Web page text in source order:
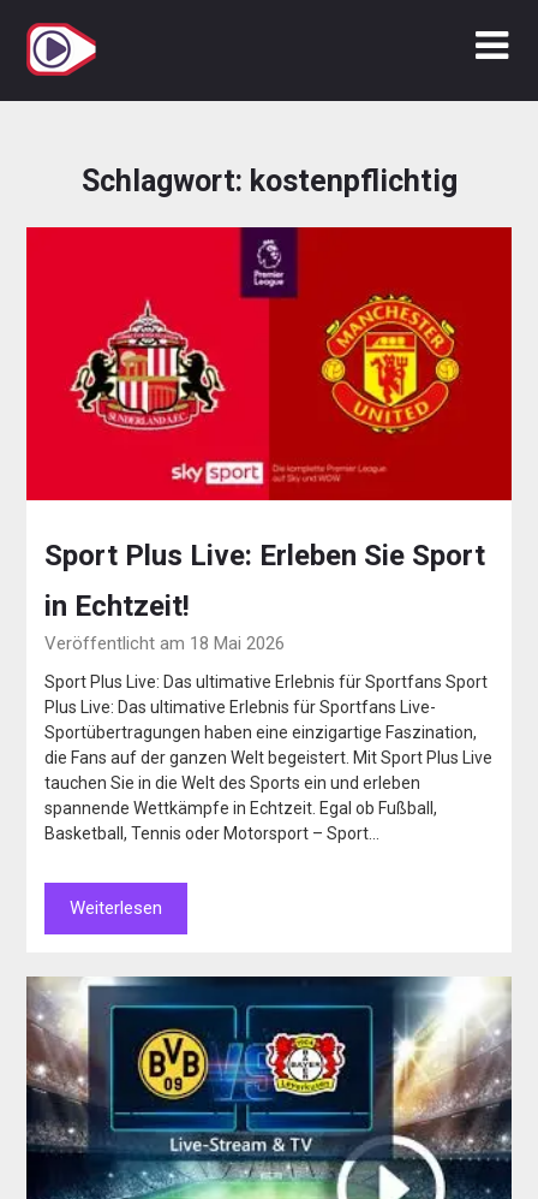
Inhalt
springen
Schlagwort: kostenpflichtig
Sport Plus Live: Erleben Sie Sport
in Echtzeit!
Veröffentlicht am 18 Mai 2026
Sport Plus Live: Das ultimative Erlebnis für Sportfans Sport
Plus Live: Das ultimative Erlebnis für Sportfans Live-
Sportübertragungen haben eine einzigartige Faszination,
die Fans auf der ganzen Welt begeistert. Mit Sport Plus Live
tauchen Sie in die Welt des Sports ein und erleben
spannende Wettkämpfe in Echtzeit. Egal ob Fußball,
Basketball, Tennis oder Motorsport – Sport…
Weiterlesen